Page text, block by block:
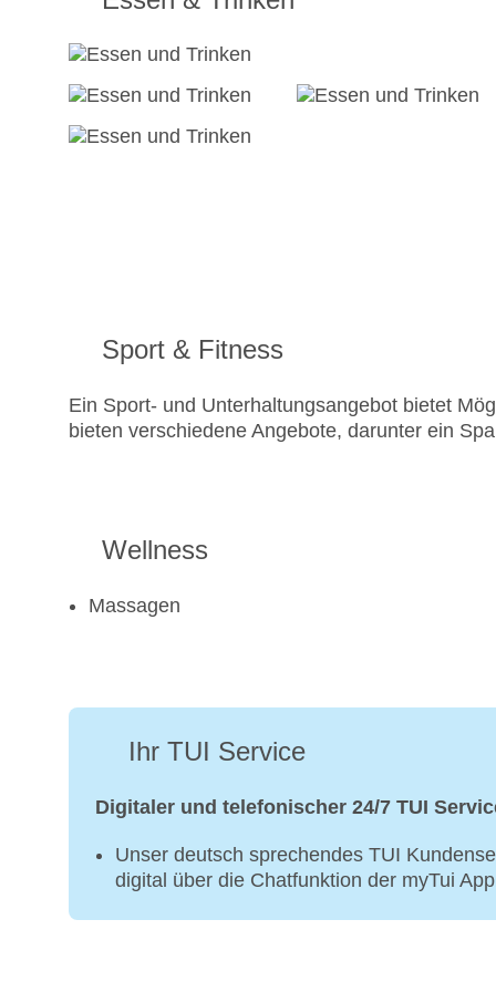
Sport & Fitness
Ein Sport- und Unterhaltungsangebot bietet
bieten verschiedene Angebote, darunter ein
Wellness
Massagen
Ihr TUI Service
Digitaler und telefonischer 24/7 TUI
Unser deutsch sprechendes TUI
digital über die Chatfunktion der myTui